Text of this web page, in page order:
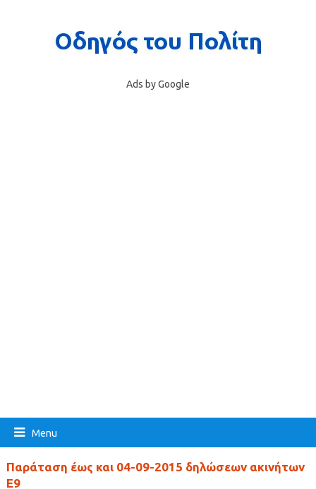
Ads by Google
Menu
Παράταση έως και 04-09-2015 δηλώσεων ακινήτων
Ε9